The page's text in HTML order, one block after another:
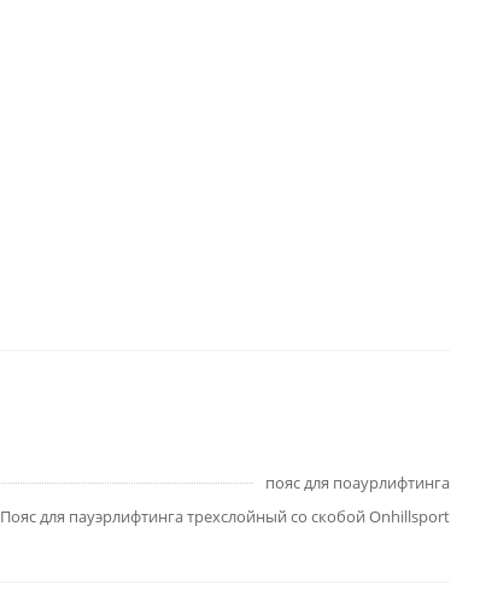
пояс для поаурлифтинга
Пояс для пауэрлифтинга трехслойный со скобой Onhillsport